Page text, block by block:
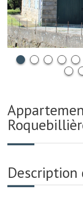
Appartement 92.8 m² - 4 Pièces -